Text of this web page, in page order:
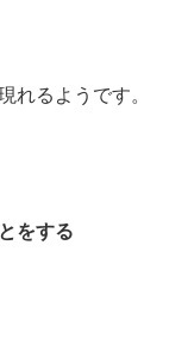
れるようです。
をする